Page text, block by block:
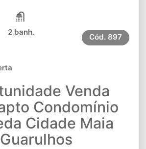
2 banh.
Cód. 897
Venda
Condomínio
Cidade Maia
Guarulhos